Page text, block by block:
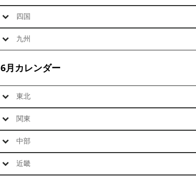
四国
九州
6月カレンダー
東北
関東
中部
近畿